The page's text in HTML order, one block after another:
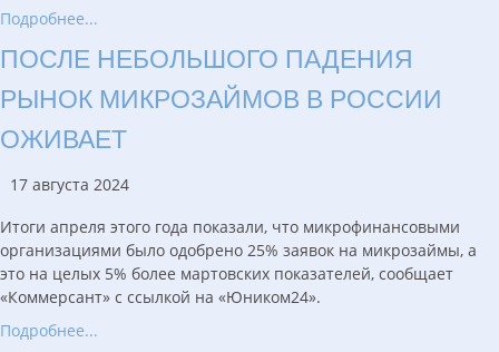
Подробнее...
ПОСЛЕ НЕБОЛЬШОГО ПАДЕНИЯ
РЫНОК МИКРОЗАЙМОВ В РОССИИ
ОЖИВАЕТ
17 августа 2024
Итоги апреля этого года показали, что микрофинансовыми
организациями было одобрено 25% заявок на микрозаймы, а
это на целых 5% более мартовских показателей, сообщает
«Коммерсант» с ссылкой на «Юником24».
Подробнее...